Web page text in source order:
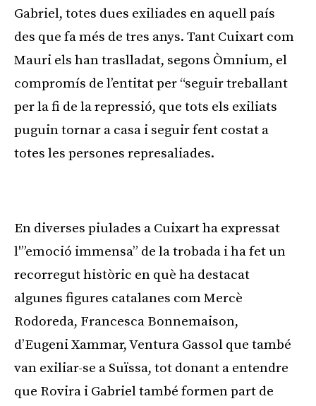
Gabriel, totes dues exiliades en aquell país
des que fa més de tres anys. Tant Cuixart com
Mauri els han traslladat, segons Òmnium, el
compromís de l’entitat per “seguir treballant
per la fi de la repressió, que tots els exiliats
puguin tornar a casa i seguir fent costat a
totes les persones represaliades.
En diverses piulades a Cuixart ha expressat
l'”emoció immensa” de la trobada i ha fet un
recorregut històric en què ha destacat
algunes figures catalanes com Mercè
Rodoreda, Francesca Bonnemaison,
d’Eugeni Xammar, Ventura Gassol que també
van exiliar-se a Suïssa, tot donant a entendre
que Rovira i Gabriel també formen part de